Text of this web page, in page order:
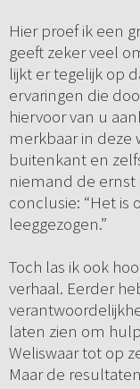
Hier proef ik een
geeft zeker veel
lijkt er tegelijk op
ervaringen die
hiervoor van u
merkbaar in deze
buitenkant en
niemand de ernst
conclusie: “Het is
leeggezogen.”
Toch las ik ook
verhaal. Eerder
laten zien om
Weliswaar tot op
Maar de